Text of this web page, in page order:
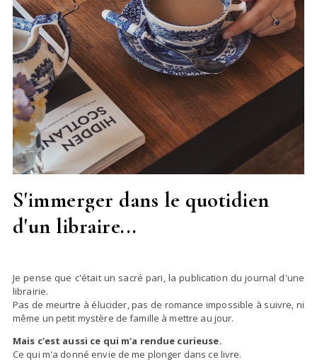
S'immerger dans le quotidien
d'un libraire...
Je pense que c'était un sacré pari, la publication du journal d'une
librairie.
Pas de meurtre à élucider, pas de romance impossible à suivre, ni
même un petit mystère de famille à mettre au jour.
Mais c'est aussi ce qui m'a rendue curieuse.
Ce qui m'a donné envie de me plonger dans ce livre.